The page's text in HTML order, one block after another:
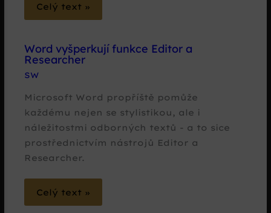
Celý text »
Word vyšperkují funkce Editor a
Researcher
SW
Microsoft Word propříště pomůže
každému nejen se stylistikou, ale i
náležitostmi odborných textů - a to sice
prostřednictvím nástrojů Editor a
Researcher.
Celý text »